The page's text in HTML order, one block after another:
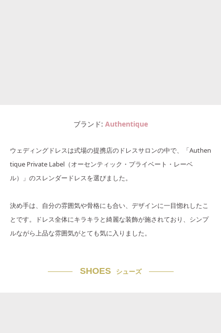
ブランド Authentique
ウェディングドレスは式場の提携店のドレスサロンの中で、「Authen
tique Private Label（オーセンティック・プライベート・レーベ
ル）」のスレンダードレスを選びました。
決め手は、自分の雰囲気や骨格にも合い、デザインに一目惚れしたこ
とです。ドレス全体にキラキラと綺麗な装飾が施されており、シンプ
ルながら上品な雰囲気がとても気に入りました。
SHOES シューズ